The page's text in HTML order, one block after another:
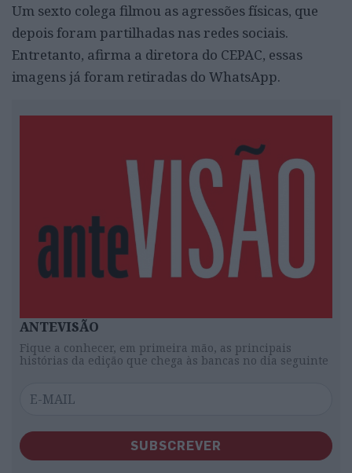
Um sexto colega filmou as agressões físicas, que
depois foram partilhadas nas redes sociais.
Entretanto, afirma a diretora do CEPAC, essas
imagens já foram retiradas do WhatsApp.
ANTEVISÃO
Fique a conhecer, em primeira mão, as principais
histórias da edição que chega às bancas no dia seguinte
SUBSCREVER